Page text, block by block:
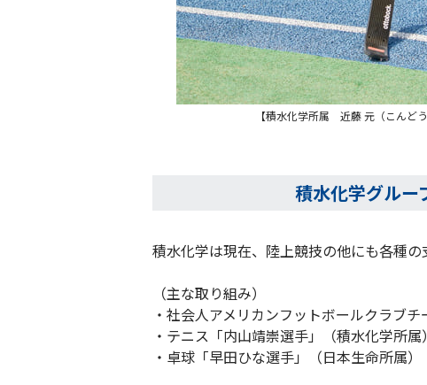
【積水化学所属 近藤 元（こんど
積水化学グルー
積水化学は現在、陸上競技の他にも各種の
（主な取り組み）
・社会人アメリカンフットボールクラブチ
・テニス「内山靖崇選手」（積水化学所属）
・卓球「早田ひな選手」（日本生命所属）